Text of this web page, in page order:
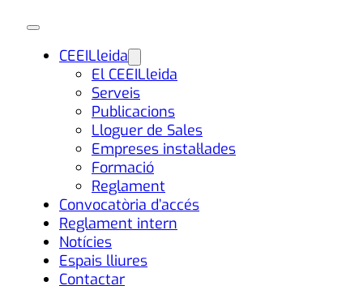
CEEILleida
El CEEILleida
Serveis
Publicacions
Lloguer de Sales
Empreses instal·lades
Formació
Reglament
Convocatòria d’accés
Reglament intern
Notícies
Espais lliures
Contactar